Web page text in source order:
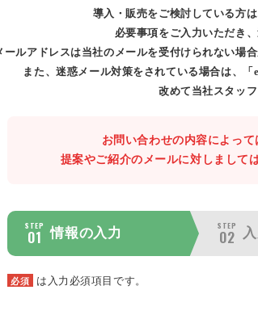
導入・販売をご検討している方
必要事項をご入力いただき
ールアドレスは当社のメールを受付けられない場
また、迷惑メール対策をされている場合は、
改めて当社スタッ
お問い合わせの内容によっ
提案やご紹介のメールに対しまして
STEP
01 情報の入力
STEP
02
必須 は入力必須項目です。